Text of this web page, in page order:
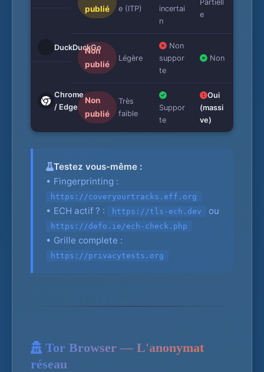
publié
e (ITP)
incertai
n
Partiell
e
DuckDuckGo
Non
publié
Légère
Non
suppor
te
Non
Chrome
/ Edge
Non
publié
Très
faible
Suppor
te
Oui
(massi
ve)
Testez vous-même :
• Fingerprinting :
https://coveryourtracks.eff.org
• ECH actif ? : https://tls-ech.dev ou
https://defo.ie/ech-check.php
• Grille complete :
https://privacytests.org
Tor Browser — L'anonymat
réseau